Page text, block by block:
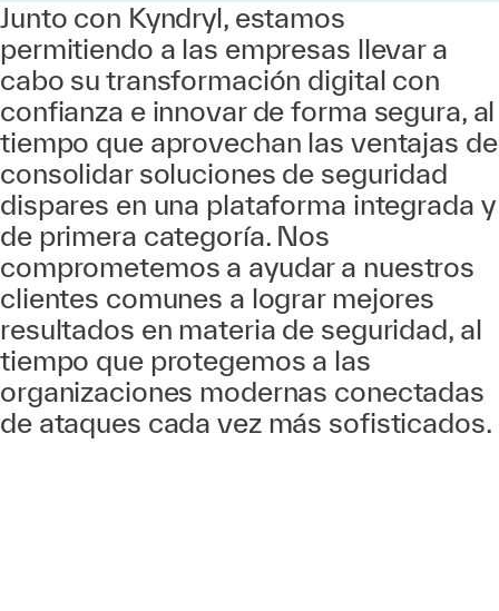
Junto con Kyndryl, estamos
permitiendo a las empresas llevar a
cabo su transformación digital con
confianza e innovar de forma segura, al
tiempo que aprovechan las ventajas de
consolidar soluciones de seguridad
dispares en una plataforma integrada y
de primera categoría. Nos
comprometemos a ayudar a nuestros
clientes comunes a lograr mejores
resultados en materia de seguridad, al
tiempo que protegemos a las
organizaciones modernas conectadas
de ataques cada vez más sofisticados.